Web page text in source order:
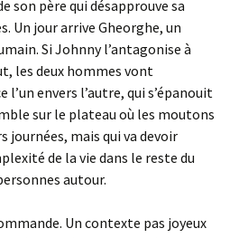
son père qui désapprouve sa
Un jour arrive Gheorghe, un
Si Johnny l’antagonise à
les deux hommes vont
envers l’autre, qui s’épanouit
sur le plateau où les moutons
journées, mais qui va devoir
de la vie dans le reste du
autour.
Un contexte pas joyeux